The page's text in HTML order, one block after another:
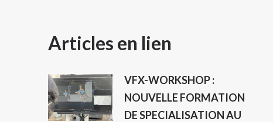
NAVIGATION
ARTICLE
Articles en lien
VFX-WORKSHOP :
NOUVELLE FORMATION
DE SPECIALISATION AU